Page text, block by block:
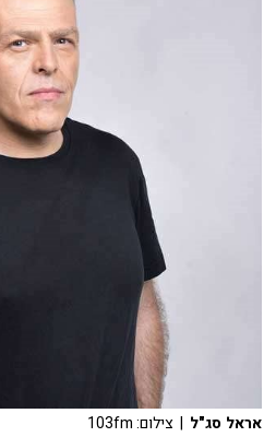
אראל סג"ל | צילום: 103fm